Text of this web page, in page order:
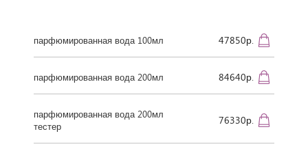
парфюмированная вода 100мл 47850р.
парфюмированная вода 200мл 84640р.
парфюмированная вода 200мл
тестер
76330р.